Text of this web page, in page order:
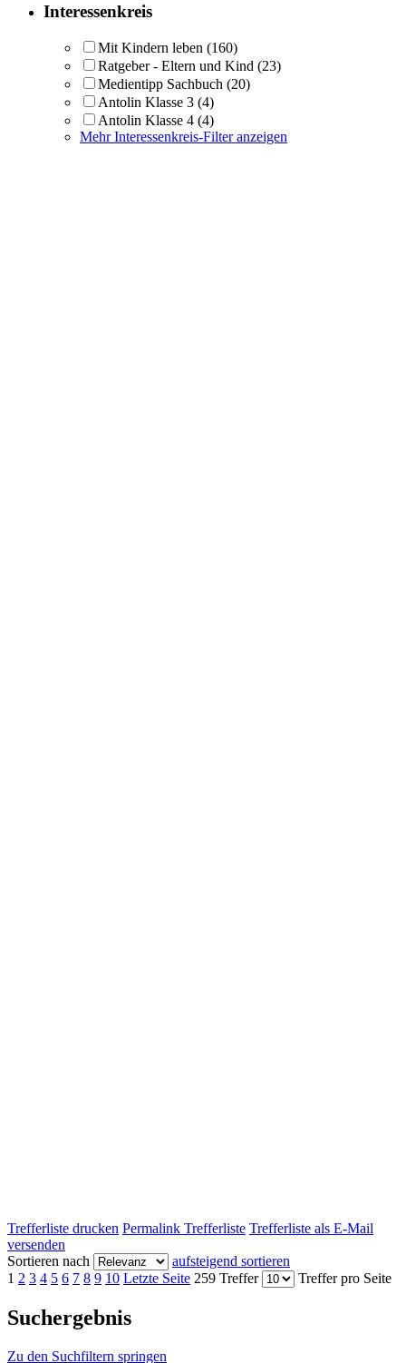
Interessenkreis
Mit Kindern leben (160)
Ratgeber - Eltern und Kind (23)
Medientipp Sachbuch (20)
Antolin Klasse 3 (4)
Antolin Klasse 4 (4)
Mehr Interessenkreis-Filter anzeigen
Trefferliste drucken Permalink Trefferliste Trefferliste als E-Mail
versenden
Sortieren nach
aufsteigend sortieren
1 2 3 4 5 6 7 8 9 10 Letzte Seite 259 Treffer Treffer pro Seite
Suchergebnis
Zu den Suchfiltern springen